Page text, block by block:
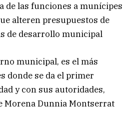
de las funciones a munícipes
alteren presupuestos de
de desarrollo municipal
municipal, es el más
donde se da el primer
y con sus autoridades,
Morena Dunnia Montserrat